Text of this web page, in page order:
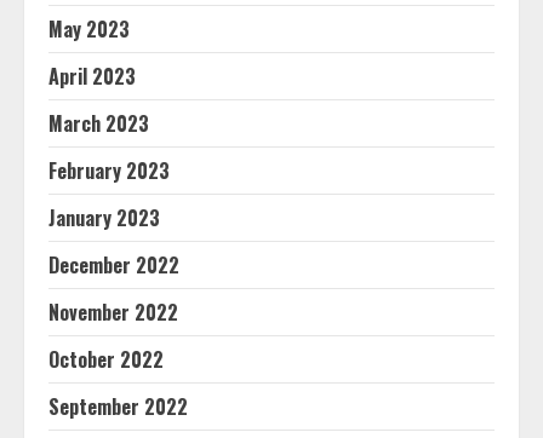
May 2023
April 2023
March 2023
February 2023
January 2023
December 2022
November 2022
October 2022
September 2022